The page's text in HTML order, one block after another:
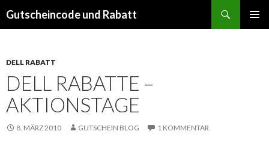
Gutscheincode und Rabatt
DELL RABATT
DELL RABATTE –
AKTIONSTAGE
8. MÄRZ 2010 GUTSCHEIN BLOG 1 KOMMENTAR